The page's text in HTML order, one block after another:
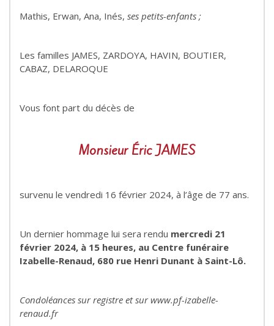
Mathis, Erwan, Ana, Inés, ses petits-enfants ;
Les familles JAMES, ZARDOYA, HAVIN, BOUTIER,
CABAZ, DELAROQUE
Vous font part du décès de
Monsieur Éric JAMES
survenu le vendredi 16 février 2024, à l’âge de 77 ans.
Un dernier hommage lui sera rendu mercredi 21
février 2024, à 15 heures, au Centre funéraire
Izabelle-Renaud, 680 rue Henri Dunant à Saint-Lô.
Condoléances sur registre et sur www.pf-izabelle-
renaud.fr